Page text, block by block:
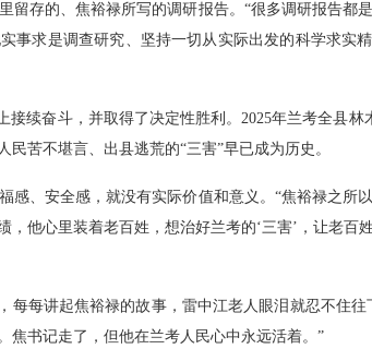
存的、焦裕禄所写的调研报告。“很多调研报告都
事求是调查研究、坚持一切从实际出发的科学求实
续奋斗，并取得了决定性胜利。2025年兰考全县林
苦不堪言、出县逃荒的“三害”早已成为历史。
、安全感，就没有实际价值和意义。“焦裕禄之所
他心里装着老百姓，想治好兰考的‘三害’，让老百
每讲起焦裕禄的故事，雷中江老人眼泪就忍不住往
焦书记走了，但他在兰考人民心中永远活着。”